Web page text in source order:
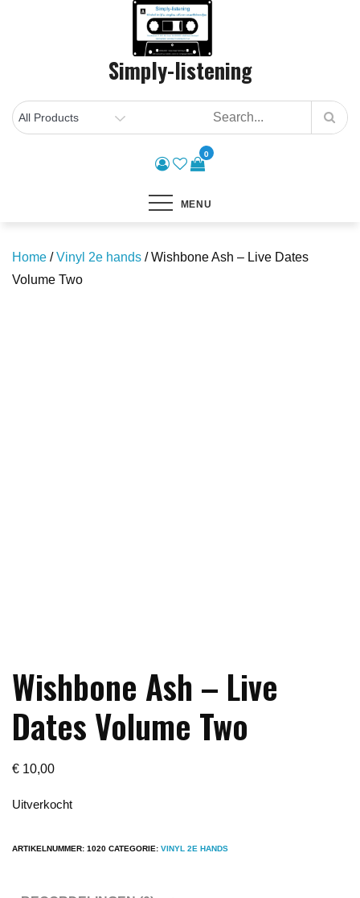
Simply-listening
0
MENU
Home /Vinyl 2e hands / Wishbone Ash – Live Dates
Volume Two
Wishbone Ash – Live
Dates Volume Two
€ 10,00
Uitverkocht
ARTIKELNUMMER: 1020 CATEGORIE: VINYL 2E HANDS